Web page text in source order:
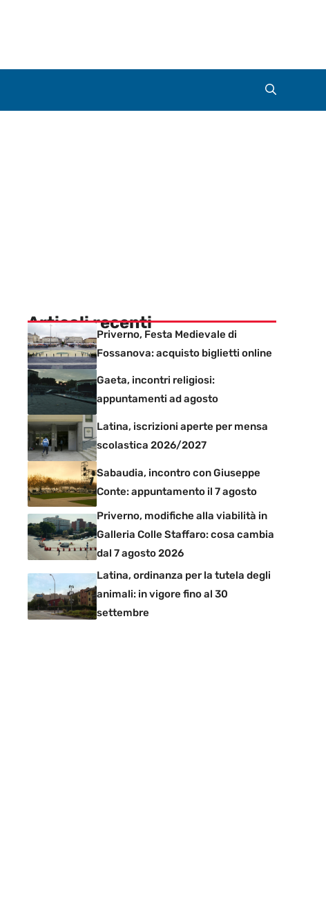
Articoli recenti
Priverno, Festa Medievale di
Fossanova: acquisto biglietti online
Gaeta, incontri religiosi:
appuntamenti ad agosto
Latina, iscrizioni aperte per mensa
scolastica 2026/2027
Sabaudia, incontro con Giuseppe
Conte: appuntamento il 7 agosto
Priverno, modifiche alla viabilità in
Galleria Colle Staffaro: cosa cambia
dal 7 agosto 2026
Latina, ordinanza per la tutela degli
animali: in vigore fino al 30
settembre